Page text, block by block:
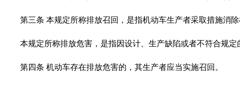
第三条 本规定所称排放召回，是指机动车生产者采取措施消除
本规定所称排放危害，是指因设计、生产缺陷或者不符合规
第四条 机动车存在排放危害的，其生产者应当实施召回。